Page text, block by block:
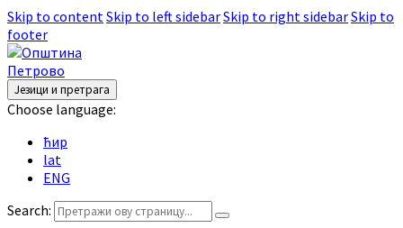
Skip to contentSkip to left sidebarSkip to right sidebarSkip to
footer
Језици и претрага
Choose language:
ћир
lat
ENG
Search: